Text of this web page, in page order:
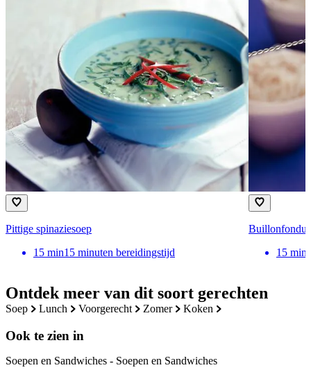
Ontdek meer van dit soort gerechten
soep lunch voorgerecht zomer koken
Ook te zien in
Soepen en Sandwiches - Soepen en Sandwiches
Pittige spinaziesoep
15 min15 minuten bereidingstijd
15 min